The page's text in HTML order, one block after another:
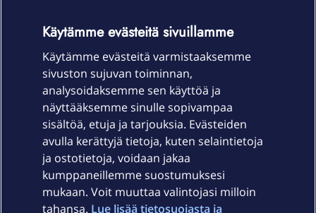
Laitteet & liittymät
Palvelut
Käytämme evästeitä sivuillamme
Käytämme evästeitä varmistaaksemme
sivuston sujuvan toiminnan,
analysoidaksemme sen käyttöä ja
näyttääksemme sinulle sopivampaa
sisältöä, etuja ja tarjouksia. Evästeiden
avulla kerättyjä tietoja, kuten selaintietoja
ja ostotietoja, voidaan jakaa
kumppaneillemme suostumuksesi
mukaan. Voit muuttaa valintojasi milloin
tahansa. Lue lisää tietosuojasta ja